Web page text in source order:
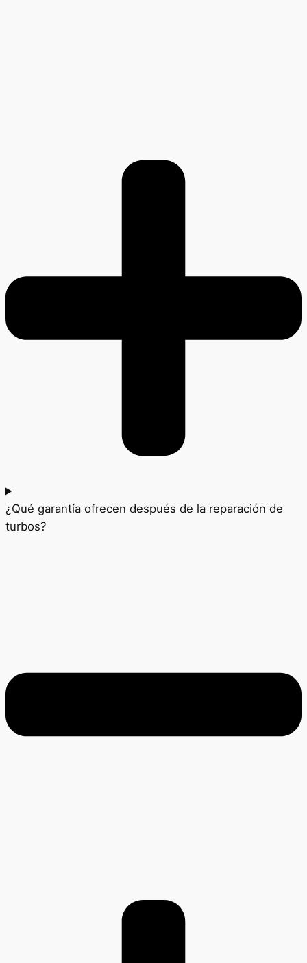
¿Qué garantía ofrecen después de la reparación de
turbos?